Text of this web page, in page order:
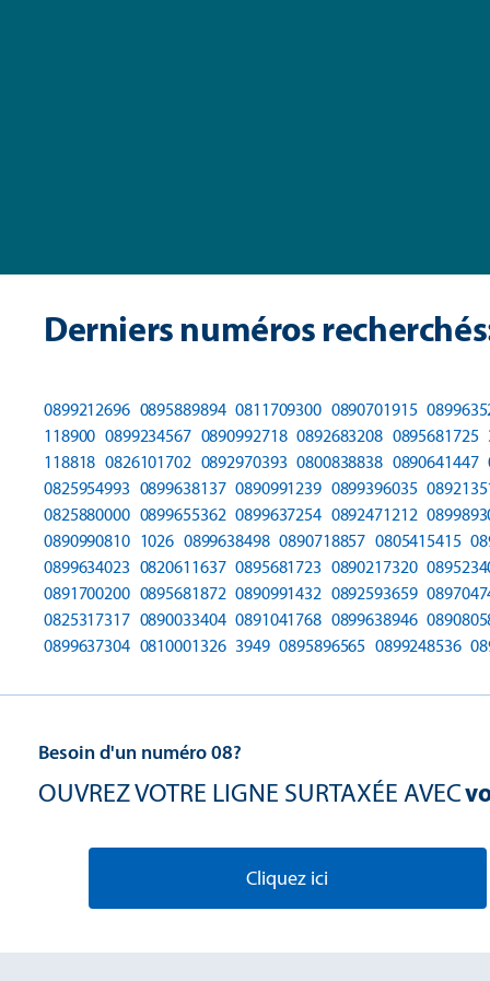
Derniers numéros
0899212696 0895889894 0811709300 0890701915
118900 0899234567 0890992718 0892683208 0895681725
118818 0826101702 0892970393 0800838838 0890641447
0825954993 0899638137 0890991239 0899396035
0825880000 0899655362 0899637254 0892471212
0890990810 1026 0899638498 0890718857 0805415415
0899634023 0820611637 0895681723 0890217320
0891700200 0895681872 0890991432 0892593659
0825317317 0890033404 0891041768 0899638946
0899637304 0810001326 3949 0895896565 0899248536
Besoin d'un numéro 08?
OUVREZ VOTRE LIGNE SURTAXÉE AVEC
Cliquez ici